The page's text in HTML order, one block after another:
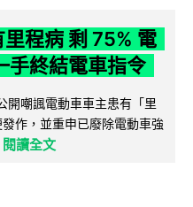
程病 剩 75% 電
手終結電車指令
開嘲諷電動車車主患有「里
作，並重申已廢除電動車強
閱讀全文